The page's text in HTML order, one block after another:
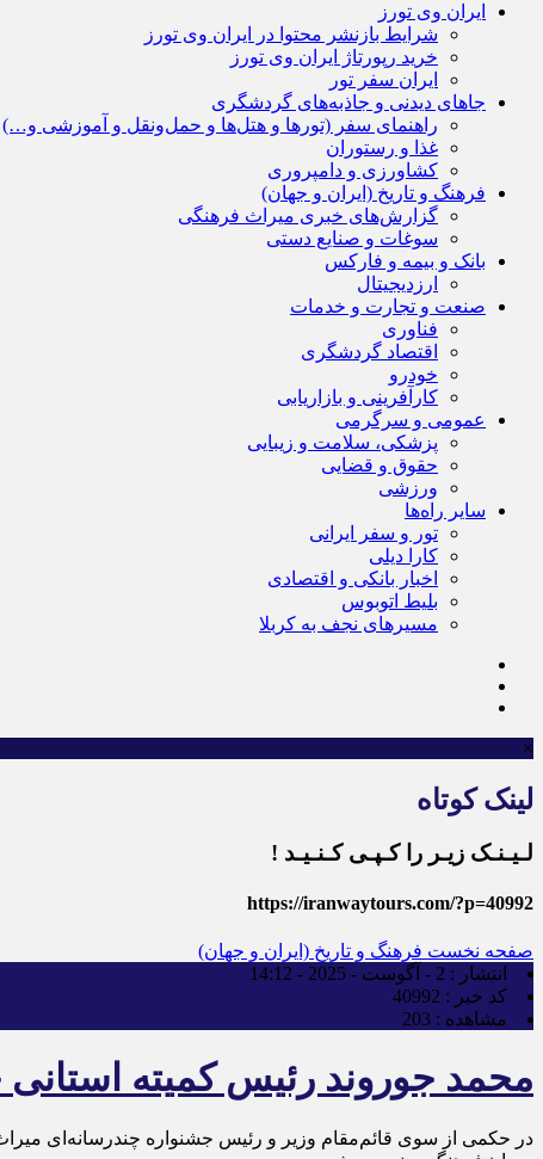
ایران وی تورز
شرایط بازنشر محتوا در ایران وی تورز
خرید رپورتاژ ایران وی تورز
ایران سفر تور
جاهای دیدنی و جاذبه‌های گردشگری
راهنمای سفر (تورها و هتل‌ها و حمل‌و‌نقل و آموزشی و…)
غذا و رستوران
کشاورزی و دامپروری
فرهنگ و تاریخ (ایران و جهان)
گزارش‌های خبری میراث فرهنگی
سوغات و صنایع دستی
بانک و بیمه و فارکس
ارزدیجیتال
صنعت و تجارت و خدمات
فناوری
اقتصاد گردشگری
خودرو
کارآفرینی و بازاریابی
عمومی و سرگرمی
پزشکی، سلامت و زیبایی
حقوق و قضایی
ورزشی
سایر راه‌ها
تور و سفر ایرانی
کارا دیلی
اخبار بانکی و اقتصادی
بلیط اتوبوس
مسیرهای نجف به کربلا
×
لینک کوتاه
لـیـنـک زیـر را کـپـی کـنـیـد !
https://iranwaytours.com/?p=40992
صفحه نخست فرهنگ و تاریخ (ایران و جهان)
انتشار : 2 - آگوست - 2025 - 14:12
کد خبر : 40992
مشاهده : 203
محمد جوروند رئیس کمیته
در حکمی از سوی قائم‌مقام وزیر و رئیس جشنواره چندرسانه‌ای